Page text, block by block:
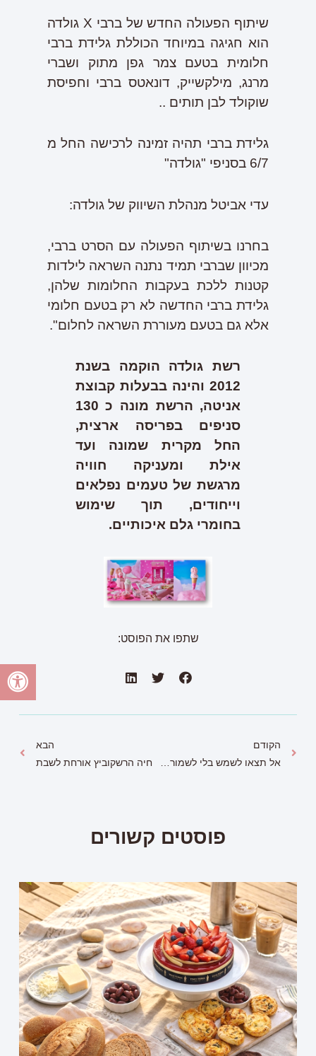
שיתוף הפעולה החדש של ברבי X גולדה
הוא חגיגה במיוחד הכוללת גלידת ברבי
חלומית בטעם צמר גפן מתוק ושברי
מרנג, מילקשייק, דונאטס ברבי וחפיסת
שוקולד לבן תותים ..
גלידת ברבי תהיה זמינה לרכישה החל מ
6/7 בסניפי "גולדה"
עדי אביטל מנהלת השיווק של גולדה:
בחרנו בשיתוף הפעולה עם הסרט ברבי,
מכיוון שברבי תמיד נתנה השראה לילדות
קטנות ללכת בעקבות החלומות שלהן,
גלידת ברבי החדשה לא רק בטעם חלומי
אלא גם בטעם מעוררת השראה לחלום".
רשת גולדה הוקמה בשנת
2012 והינה בבעלות קבוצת
אניטה, הרשת מונה כ 130
סניפים בפריסה ארצית,
החל מקרית שמונה ועד
אילת ומעניקה חוויה
מרגשת של טעמים נפלאים
וייחודים, תוך שימוש
בחומרי גלם איכותיים.
שתפו את הפוסט:
הקודם
אל תצאו לשמש בלי לשמור על העור שלכם
הבא
חיה הרשקוביץ אורחת לשבת
פוסטים קשורים